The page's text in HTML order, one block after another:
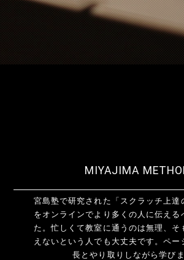
MIYAJIMA
宮島塾で研究された「スクラッチ上達
をオンラインでより多くの人に伝える
た。忙しくて教室に通うのは無理、そ
えないという人でも大丈夫です。ペー
長とやり取りしながら学びま